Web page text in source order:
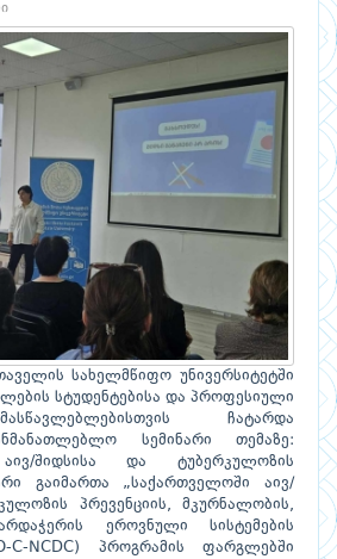
სახელმწიფო უნივერსიტეტში
სტუდენტებისა და პროფესიული
ჩატარდა
სემინარი თემაზე:
შიდსისა და ტუბერკულოზის
გაიმართა „საქართველოში აივ/
პრევენციის, მკურნალობის,
ეროვნული სისტემების
C-NCDC) პროგრამის ფარგლებში